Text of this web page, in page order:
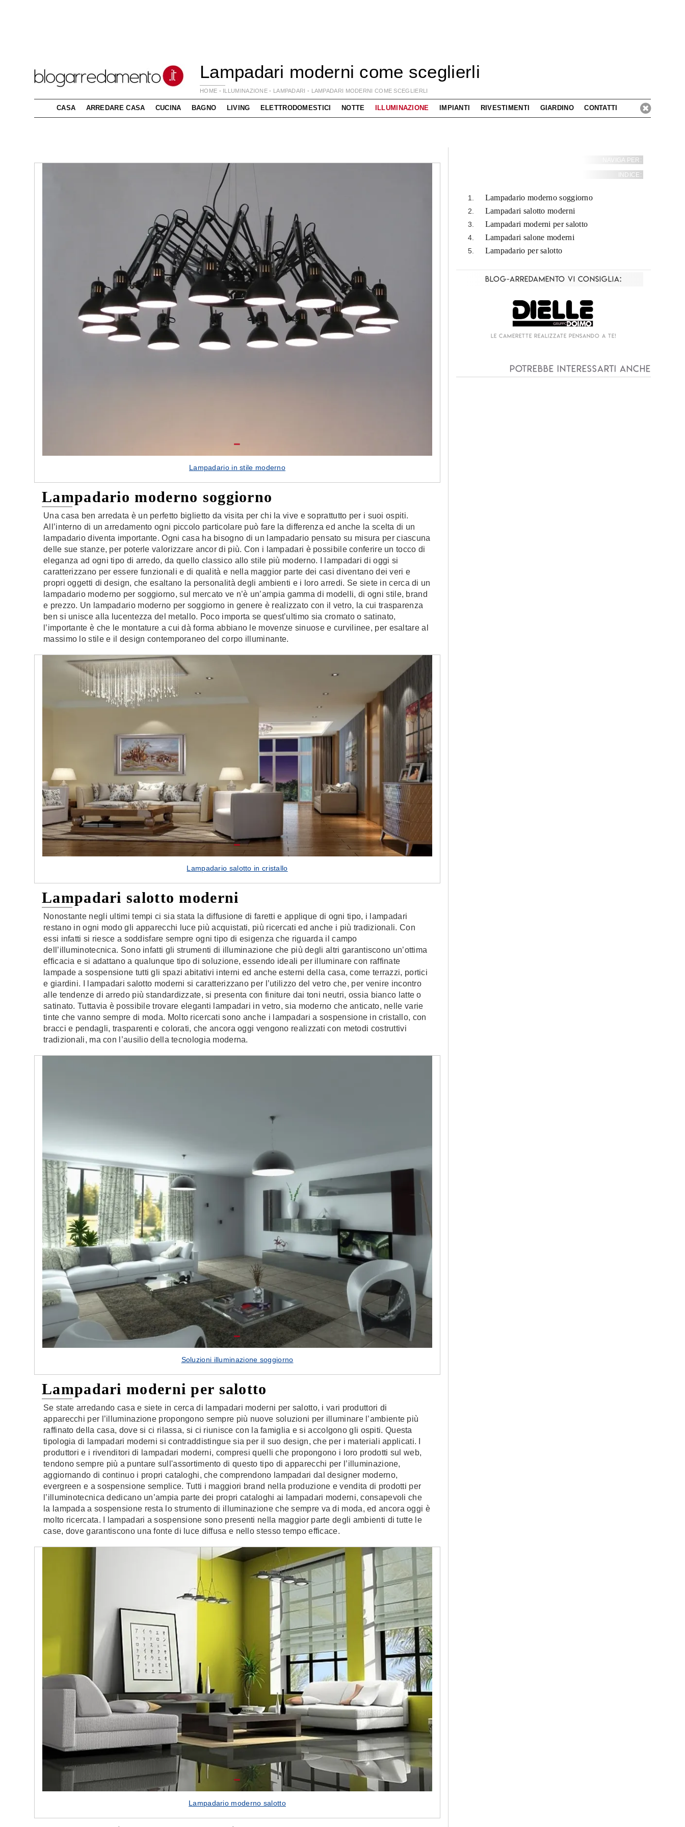
Lampadari moderni come sceglierli
HOME - ILLUMINAZIONE - LAMPADARI - LAMPADARI MODERNI COME SCEGLIERLI
CASA ARREDARE CASA CUCINA BAGNO LIVING ELETTRODOMESTICI NOTTE ILLUMINAZIONE IMPIANTI RIVESTIMENTI GIARDINO CONTATTI
Lampadario in stile moderno
Lampadario moderno soggiorno
Una casa ben arredata è un perfetto biglietto da visita per chi la vive e soprattutto per i suoi ospiti.
All’interno di un arredamento ogni piccolo particolare può fare la differenza ed anche la scelta di un
lampadario diventa importante. Ogni casa ha bisogno di un lampadario pensato su misura per ciascuna
delle sue stanze, per poterle valorizzare ancor di più. Con i lampadari è possibile conferire un tocco di
eleganza ad ogni tipo di arredo, da quello classico allo stile più moderno. I lampadari di oggi si
caratterizzano per essere funzionali e di qualità e nella maggior parte dei casi diventano dei veri e
propri oggetti di design, che esaltano la personalità degli ambienti e i loro arredi. Se siete in cerca di un
lampadario moderno per soggiorno, sul mercato ve n’è un’ampia gamma di modelli, di ogni stile, brand
e prezzo. Un lampadario moderno per soggiorno in genere è realizzato con il vetro, la cui trasparenza
ben si unisce alla lucentezza del metallo. Poco importa se quest’ultimo sia cromato o satinato,
l’importante è che le montature a cui dà forma abbiano le movenze sinuose e curvilinee, per esaltare al
massimo lo stile e il design contemporaneo del corpo illuminante.
Lampadario salotto in cristallo
Lampadari salotto moderni
Nonostante negli ultimi tempi ci sia stata la diffusione di faretti e applique di ogni tipo, i lampadari
restano in ogni modo gli apparecchi luce più acquistati, più ricercati ed anche i più tradizionali. Con
essi infatti si riesce a soddisfare sempre ogni tipo di esigenza che riguarda il campo
dell’illuminotecnica. Sono infatti gli strumenti di illuminazione che più degli altri garantiscono un’ottima
efficacia e si adattano a qualunque tipo di soluzione, essendo ideali per illuminare con raffinate
lampade a sospensione tutti gli spazi abitativi interni ed anche esterni della casa, come terrazzi, portici
e giardini. I lampadari salotto moderni si caratterizzano per l’utilizzo del vetro che, per venire incontro
alle tendenze di arredo più standardizzate, si presenta con finiture dai toni neutri, ossia bianco latte o
satinato. Tuttavia è possibile trovare eleganti lampadari in vetro, sia moderno che anticato, nelle varie
tinte che vanno sempre di moda. Molto ricercati sono anche i lampadari a sospensione in cristallo, con
bracci e pendagli, trasparenti e colorati, che ancora oggi vengono realizzati con metodi costruttivi
tradizionali, ma con l’ausilio della tecnologia moderna.
Soluzioni illuminazione soggiorno
Lampadari moderni per salotto
Se state arredando casa e siete in cerca di lampadari moderni per salotto, i vari produttori di
apparecchi per l’illuminazione propongono sempre più nuove soluzioni per illuminare l’ambiente più
raffinato della casa, dove si ci rilassa, si ci riunisce con la famiglia e si accolgono gli ospiti. Questa
tipologia di lampadari moderni si contraddistingue sia per il suo design, che per i materiali applicati. I
produttori e i rivenditori di lampadari moderni, compresi quelli che propongono i loro prodotti sul web,
tendono sempre più a puntare sull'assortimento di questo tipo di apparecchi per l’illuminazione,
aggiornando di continuo i propri cataloghi, che comprendono lampadari dal designer moderno,
evergreen e a sospensione semplice. Tutti i maggiori brand nella produzione e vendita di prodotti per
l’illuminotecnica dedicano un’ampia parte dei propri cataloghi ai lampadari moderni, consapevoli che
la lampada a sospensione resta lo strumento di illuminazione che sempre va di moda, ed ancora oggi è
molto ricercata. I lampadari a sospensione sono presenti nella maggior parte degli ambienti di tutte le
case, dove garantiscono una fonte di luce diffusa e nello stesso tempo efficace.
Lampadario moderno salotto
NAVIGA PER:
INDICE:
Lampadario moderno soggiorno
Lampadari salotto moderni
Lampadari moderni per salotto
Lampadari salone moderni
Lampadario per salotto
Blog-Arredamento vi consiglia:
Cappe cucina dal design innovativo
Le camerette realizzate pensando a te!
Potrebbe interessarti anche